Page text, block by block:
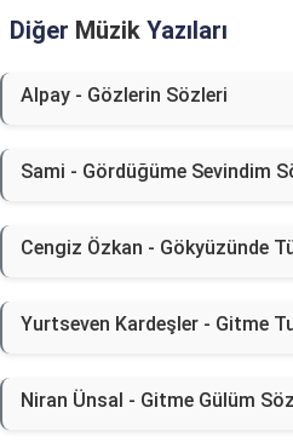
Diğer Müzik Yazıları
Alpay - Gözlerin Sözleri
Sami - Gördüğüme Sevindim
Cengiz Özkan - Gökyüzünde
Yurtseven Kardeşler - Gitme
Niran Ünsal - Gitme Gülüm